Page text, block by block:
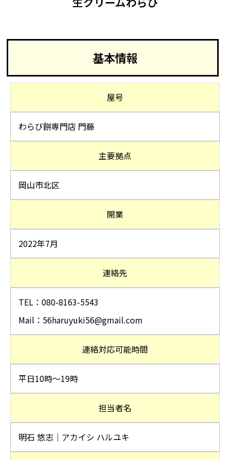
基本情報
屋号
わらび餅専門店 門藤
主要拠点
岡山市北区
開業
2022年7月
連絡先
TEL：080-8163-5543
Mail：56haruyuki56@gmail.com
連絡対応可能時間
平日10時～19時
担当者名
明石 悠志｜アカイシ ハルユキ